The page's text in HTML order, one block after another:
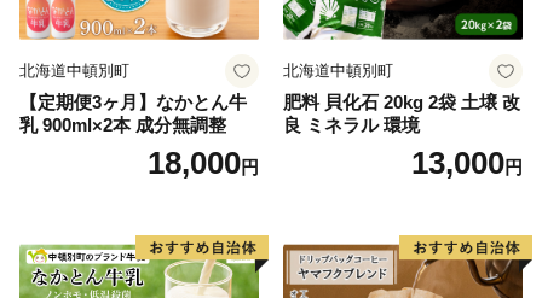
北海道中頓別町
【定期便3ヶ月】なかとん牛
乳 900ml×2本 成分無調整
18,000円
北海道中頓別町
肥料 貝化石 20kg 2袋 土壌 改
良 ミネラル 環境
13,000円